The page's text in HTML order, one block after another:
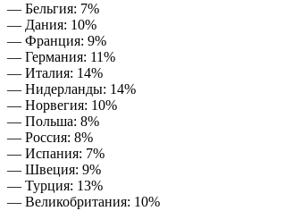
— Бельгия: 7%
— Дания: 10%
— Франция: 9%
— Германия: 11%
— Италия: 14%
— Нидерланды: 14%
— Норвегия: 10%
— Польша: 8%
— Россия: 8%
— Испания: 7%
— Швеция: 9%
— Турция: 13%
— Великобритания: 10%